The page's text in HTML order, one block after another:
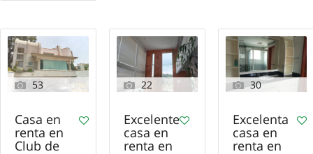
53
Casa en
renta en
Club de
22
Excelente
casa en
renta en
30
Excelenta
casa en
renta en